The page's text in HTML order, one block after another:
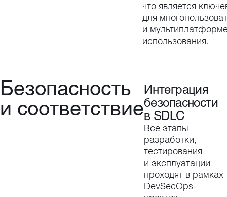
что является
для
и
использования.
Безопасность
и соответствие
Интеграция
безопасности
в SDLC
Все этапы
разработки,
тестирования
и эксплуатации
проходят в рамках
DevSecOps-